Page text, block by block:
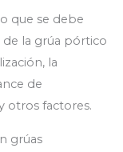
que se debe
de la grúa pórtico
la
de
otros factores.
grúas